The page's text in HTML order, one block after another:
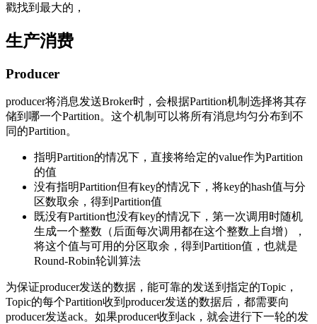
戳找到最大的，
生产消费
Producer
producer将消息发送Broker时，会根据Partition机制选择将其存
储到哪一个Partition。这个机制可以将所有消息均匀分布到不
同的Partition。
指明Partition的情况下，直接将给定的value作为Partition
的值
没有指明Partition但有key的情况下，将key的hash值与分
区数取余，得到Partition值
既没有Partition也没有key的情况下，第一次调用时随机
生成一个整数（后面每次调用都在这个整数上自增），
将这个值与可用的分区取余，得到Partition值，也就是
Round-Robin轮训算法
为保证producer发送的数据，能可靠的发送到指定的Topic，
Topic的每个Partition收到producer发送的数据后，都需要向
producer发送ack。如果producer收到ack，就会进行下一轮的发